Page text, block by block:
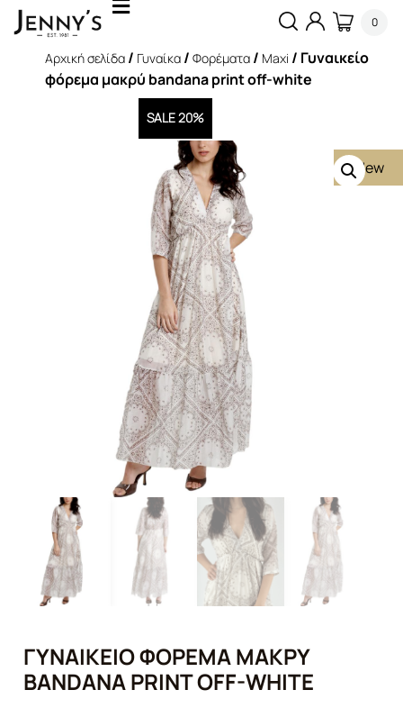
0
Αρχική σελίδα / Γυναίκα / Φορέματα / Maxi / Γυναικείο
φόρεμα μακρύ bandana print off-white
New
SALE 20%
ΓΥΝΑΙΚΕΊΟ ΦΌΡΕΜΑ ΜΑΚΡΎ
BANDANA PRINT OFF-WHITE